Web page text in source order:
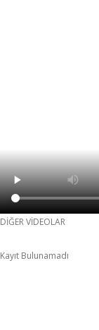
DİĞER VİDEOLAR
Kayıt Bulunamadı